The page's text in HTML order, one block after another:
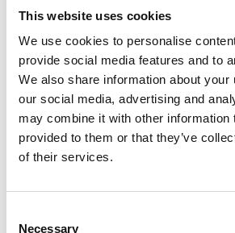
This website uses cookies
We use cookies to personalise
provide social media features and to
We also share information about your
our social media, advertising and
may combine it with other information
provided to them or that they’ve
of their services.
Necessary
Projekts in Echtzeit.
Multiprojektmanagement und
Kontrolle wie nie zuvor. Lesen Sie
zu erfahren.
Multi Project